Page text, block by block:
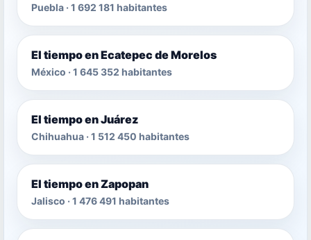
Puebla · 1 692 181 habitantes
El tiempo en Ecatepec de Morelos
México · 1 645 352 habitantes
El tiempo en Juárez
Chihuahua · 1 512 450 habitantes
El tiempo en Zapopan
Jalisco · 1 476 491 habitantes